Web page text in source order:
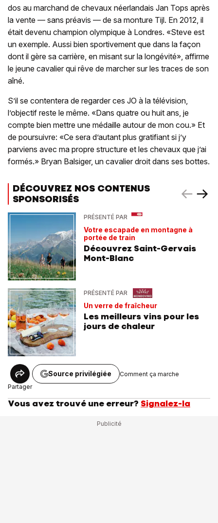
dos au marchand de chevaux néerlandais Jan Tops après
la vente — sans préavis — de sa monture Tijl. En 2012, il
était devenu champion olympique à Londres. «Steve est
un exemple. Aussi bien sportivement que dans la façon
dont il gère sa carrière, en misant sur la longévité», affirme
le jeune cavalier qui rêve de marcher sur les traces de son
aîné.
S’il se contentera de regarder ces JO à la télévision,
l’objectif reste le même. «Dans quatre ou huit ans, je
compte bien mettre une médaille autour de mon cou.» Et
de poursuivre: «Ce sera d’autant plus gratifiant si j’y
parviens avec ma propre structure et les chevaux que j’ai
formés.» Bryan Balsiger, un cavalier droit dans ses bottes.
DÉCOUVREZ NOS CONTENUS
SPONSORISÉS
PRÉSENTÉ PAR
Votre escapade en montagne à
portée de train
Découvrez Saint-Gervais
Mont-Blanc
PRÉSENTÉ PAR
Un verre de fraîcheur
Les meilleurs vins pour les
jours de chaleur
Partager
Source privilégiée Comment ça marche
Vous avez trouvé une erreur? Signalez-la